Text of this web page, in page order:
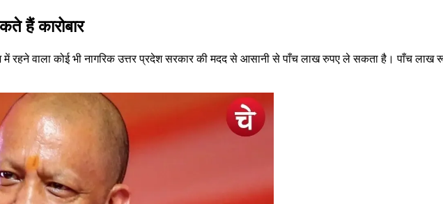
हैं कारोबार
रहने वाला कोई भी नागरिक उत्तर प्रदेश सरकार की मदद से आसानी से पाँच लाख रुपए ले सकता है। पाँच